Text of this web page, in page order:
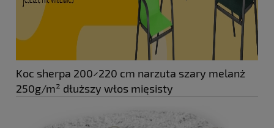
Koc sherpa 200×220 cm narzuta szary melanż
250g/m² dłuższy włos mięsisty